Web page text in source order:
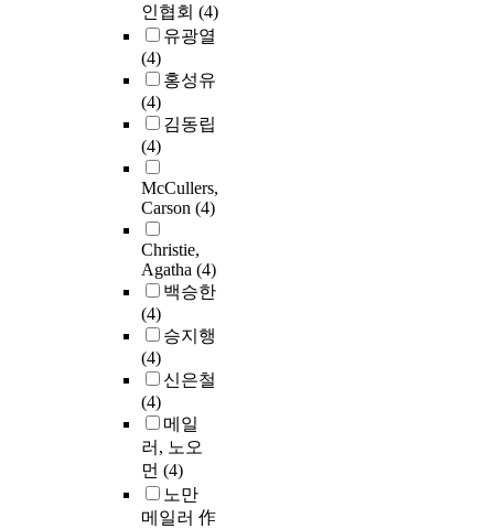
인협회 (4)
유광열
(4)
홍성유
(4)
김동립
(4)
McCullers,
Carson (4)
Christie,
Agatha (4)
백승한
(4)
승지행
(4)
신은철
(4)
메일
러, 노오
먼 (4)
노만
메일러 作